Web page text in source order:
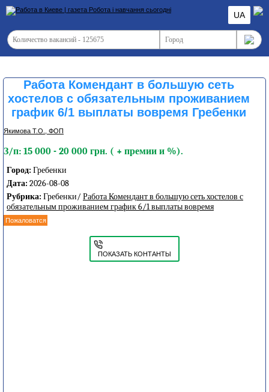
UA
Работа Комендант в большую сеть
хостелов с обязательным проживанием
график 6/1 выплаты вовремя Гребенки
Якимова Т.О., ФОП
З/п: 15 000 - 20 000 грн. ( + премии и %).
Город: Гребенки
Дата: 2026-08-08
Рубрика: Гребенки/ Работа Комендант в большую сеть хостелов с
обязательным проживанием график 6/1 выплаты вовремя
Пожаловатся
ПОКАЗАТЬ КОНТАНТЫ